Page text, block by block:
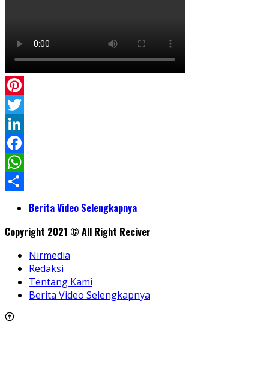
Pinterest
Twitter
LinkedIn
Facebook
WhatsApp
ShareBerita Video Selengkapnya
Copyright 2021 © All Right Reciver
Nirmedia
Redaksi
Tentang Kami
Berita Video Selengkapnya